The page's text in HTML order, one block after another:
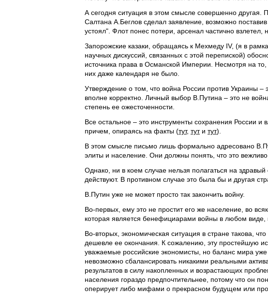
А сегодня ситуация в этом смысле совершенно другая.
Салтана А.Беглов сделал заявление, возможно
устоял". Флот понес потери, арсенал частично взлетел,
Запорожские казаки, обращаясь к Мехмеду IV, (я в
научных дискуссий, связанных с этой перепиской)
источника права в Османской Империи. Несмотря на
них даже календаря не было.
Утверждение о том, что война России против Украины
вполне корректно. Личный выбор В.Путина – это не
степень ее ожесточенности.
Все остальное – это инструменты сохранения России
причем, опираясь на факты (тут, тути тут).
В этом смысле письмо лишь формально адресовано
элиты и население. Они должны понять, что это
Однако, ни в коем случае нельзя полагаться на
действуют. В противном случае это была бы и другая
В.Путин уже не может просто так закончить войну.
Во-первых, ему это не простит его же население, во
которая является бенефициарами войны в любом виде,
Во-вторых, экономическая ситуация в стране такова,
дешевле ее окончания. К сожалению, эту простейшую
уважаемые российские экономисты, но баланс мира
невозможно сбалансировать никакими реальными
результатов в силу накопленных и возрастающих
населения гораздо предпочтительнее, потому что он
оперирует либо мифами о прекрасном будущем или